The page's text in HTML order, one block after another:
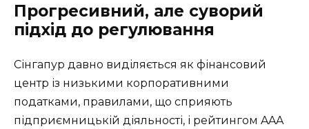
Прогресивний, але суворий
підхід до регулювання
Сінгапур давно виділяється як фінансовий
центр із низькими корпоративними
податками, правилами, що сприяють
підприємницькій діяльності, і рейтингом AAA